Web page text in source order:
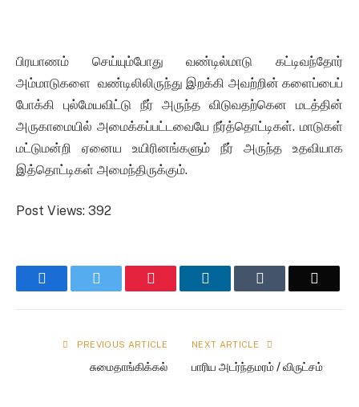
பிரயாணம் செய்யும்போது வண்டில்மாடு கட்டிவந்தோர்
அம்மாடுகளை வண்டிலிலிருந்து இறக்கி அவற்றின் களைப்பைப்
போக்கி புல்மேயவிட்டு நீர் அருந்த விடுவதற்கென மடத்தின்
அருகாமையில் அமைக்கப்பட்டவையே நீர்த்தொட்டிகள். மாடுகள்
மட்டுமன்றி ஏனைய உயிரினங்களும் நீர் அருந்த உதவியாக
இத்தொட்டிகள் அமைந்திருக்கும்.
Post Views: 392
Facebook Pinterest LinkedIn
PREVIOUS ARTICLE
சுமைதாங்கிக்கல்
NEXT ARTICLE
பாரிய அடர்ந்தமரம் / விருட்சம்